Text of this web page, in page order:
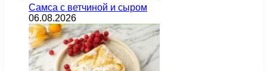
Самса с ветчиной и сыром
06.08.2026